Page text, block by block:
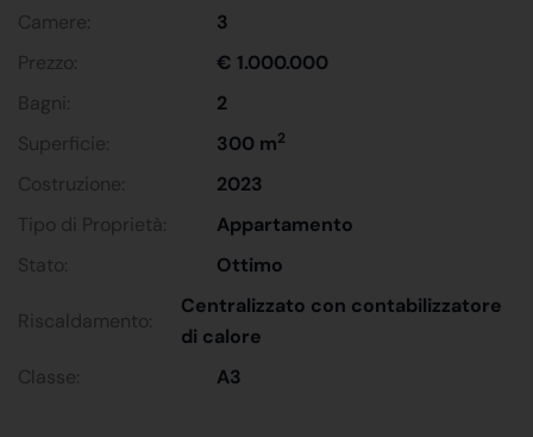
Camere:
3
Prezzo:
€ 1.000.000
Bagni:
2
Superficie:
300 m2
Costruzione:
2023
Tipo di Proprietà:
Appartamento
Stato:
Ottimo
Riscaldamento:
Centralizzato con contabilizzatore
di calore
Classe:
A3